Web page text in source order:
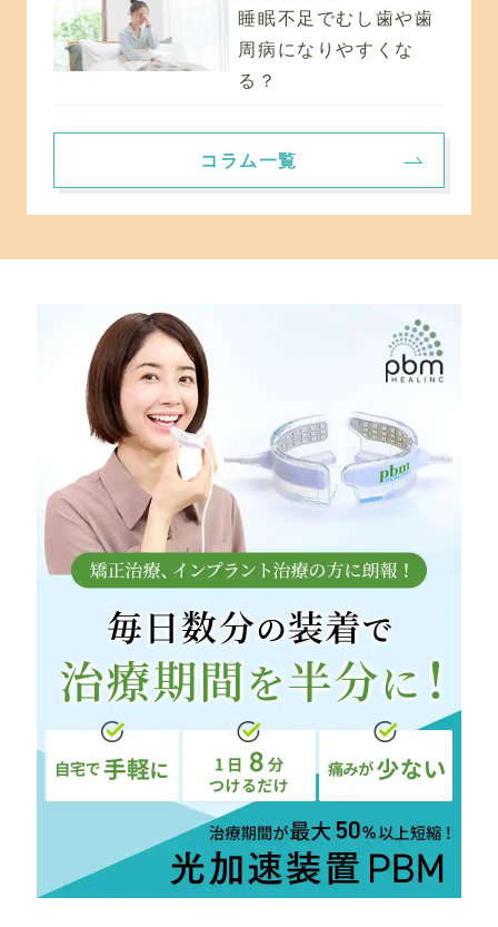
睡眠不足でむし歯や歯
周病になりやすくな
る？
コラム一覧